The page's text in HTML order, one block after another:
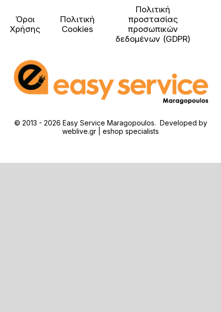
Όροι
Χρήσης
Πολιτική
Cookies
Πολιτική
προστασίας
προσωπικών
δεδομένων (GDPR)
© 2013 - 2026 Easy Service Maragopoulos. Developed by
weblive.gr | eshop specialists